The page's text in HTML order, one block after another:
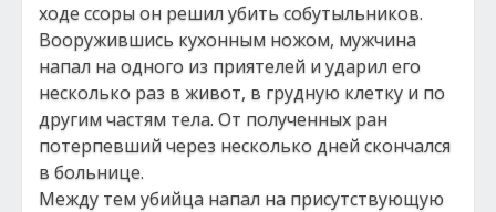
ходе ссоры он решил убить собутыльников.
Вооружившись кухонным ножом, мужчина
напал на одного из приятелей и ударил его
несколько раз в живот, в грудную клетку и по
другим частям тела. От полученных ран
потерпевший через несколько дней скончался
в больнице.
Между тем убийца напал на присутствующую